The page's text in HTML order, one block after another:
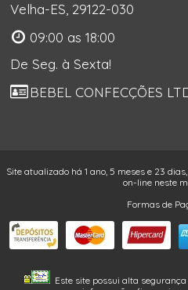
Velha-ES, 29122-030
09:00 as 18:00
De Seg. à Sexta!
BEBEL CONFECÇÕES
Site atualizado há 1 ano, 5 meses e 23
on-line neste
Formas de
Este site possui alta segurança